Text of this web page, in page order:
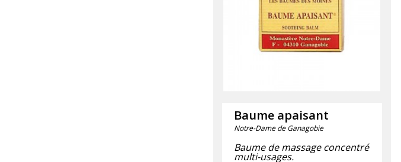
Baume apaisant
Notre-Dame de Ganagobie
Baume de massage concentré
multi-usages.